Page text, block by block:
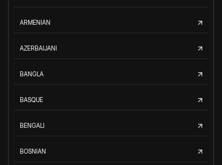
ARMENIAN
AZERBAIJANI
BANGLA
BASQUE
BENGALI
BOSNIAN